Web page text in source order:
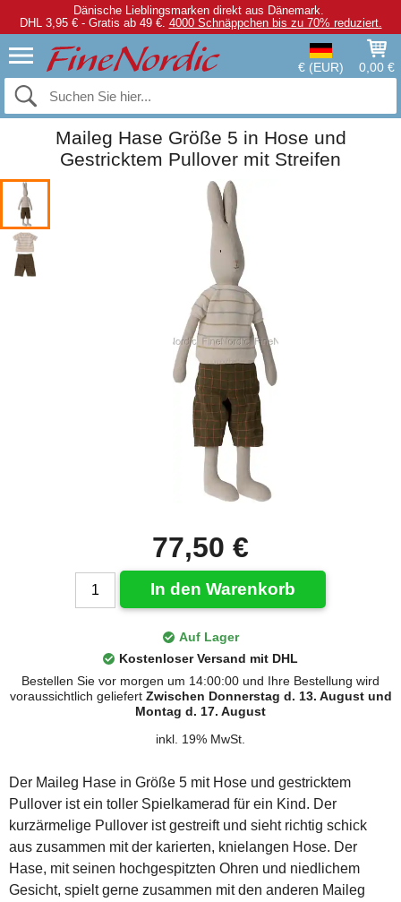
Dänische Lieblingsmarken direkt aus Dänemark.
DHL 3,95 € - Gratis ab 49 €. 4000 Schnäppchen bis zu 70% reduziert.
€ (EUR) 0,00 €
Maileg Hase Größe 5 in Hose und
Gestricktem Pullover mit Streifen
77,50 €
In den Warenkorb
Auf Lager
Kostenloser Versand mit DHL
Bestellen Sie vor morgen um 14:00:00 und Ihre Bestellung wird
voraussichtlich geliefert Zwischen Donnerstag d. 13. August und
Montag d. 17. August
inkl. 19% MwSt.
Der Maileg Hase in Größe 5 mit Hose und gestricktem
Pullover ist ein toller Spielkamerad für ein Kind. Der
kurzärmelige Pullover ist gestreift und sieht richtig schick
aus zusammen mit der karierten, knielangen Hose. Der
Hase, mit seinen hochgespitzten Ohren und niedlichem
Gesicht, spielt gerne zusammen mit den anderen Maileg